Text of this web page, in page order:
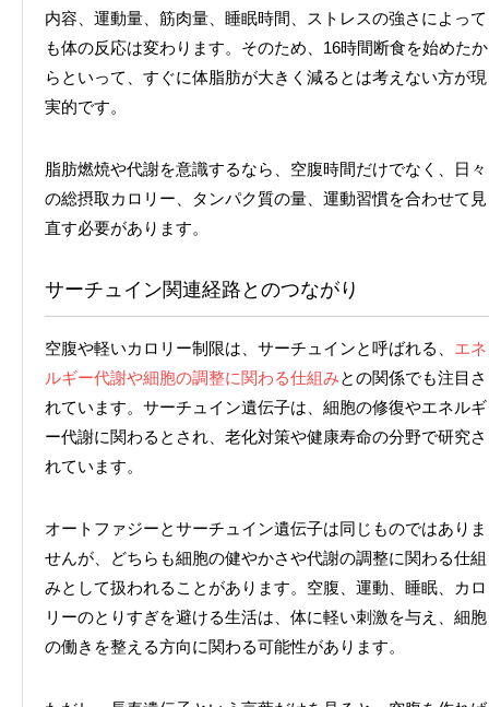
内容、運動量、筋肉量、睡眠時間、ストレスの強さによって
も体の反応は変わります。そのため、16時間断食を始めたか
らといって、すぐに体脂肪が大きく減るとは考えない方が現
実的です。
脂肪燃焼や代謝を意識するなら、空腹時間だけでなく、日々
の総摂取カロリー、タンパク質の量、運動習慣を合わせて見
直す必要があります。
サーチュイン関連経路とのつながり
空腹や軽いカロリー制限は、サーチュインと呼ばれる、 エネ
ルギー代謝や細胞の調整に関わる仕組みとの関係でも注目さ
れています。サーチュイン遺伝子は、細胞の修復やエネルギ
ー代謝に関わるとされ、老化対策や健康寿命の分野で研究さ
れています。
オートファジーとサーチュイン遺伝子は同じものではありま
せんが、どちらも細胞の健やかさや代謝の調整に関わる仕組
みとして扱われることがあります。空腹、運動、睡眠、カロ
リーのとりすぎを避ける生活は、体に軽い刺激を与え、細胞
の働きを整える方向に関わる可能性があります。